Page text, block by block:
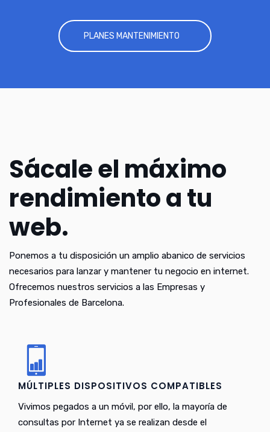
PLANES MANTENIMIENTO
Sácale el máximo
rendimiento a tu
web.
Ponemos a tu disposición un amplio abanico de servicios
necesarios para lanzar y mantener tu negocio en internet.
Ofrecemos nuestros servicios a las Empresas y
Profesionales de Barcelona.
MÚLTIPLES DISPOSITIVOS COMPATIBLES
Vivimos pegados a un móvil, por ello, la mayoría de
consultas por Internet ya se realizan desde el